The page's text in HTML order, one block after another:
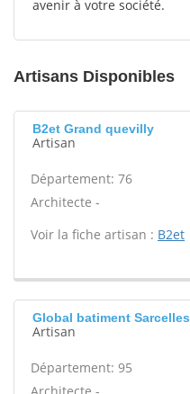
avenir à votre société.
Artisans Disponibles
B2et Grand quevilly
Artisan
Département: 76
Architecte -
Voir la fiche artisan : B2et
Global batiment Sarcelles
Artisan
Département: 95